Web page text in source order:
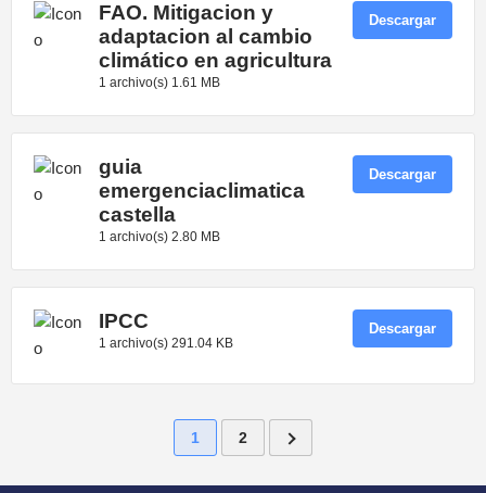
FAO. Mitigacion y
adaptacion al cambio
climático en agricultura
1 archivo(s) 1.61 MB
Descargar
guia
emergenciaclimatica
castella
1 archivo(s) 2.80 MB
Descargar
IPCC
1 archivo(s) 291.04 KB
Descargar
1 2